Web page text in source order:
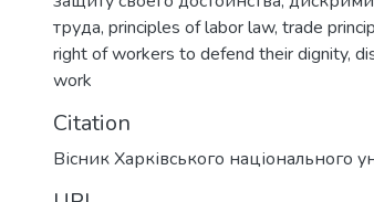
труда, principles of labor law, trade
right of workers to defend their dignity,
work
Citation
Вісник Харківського національного